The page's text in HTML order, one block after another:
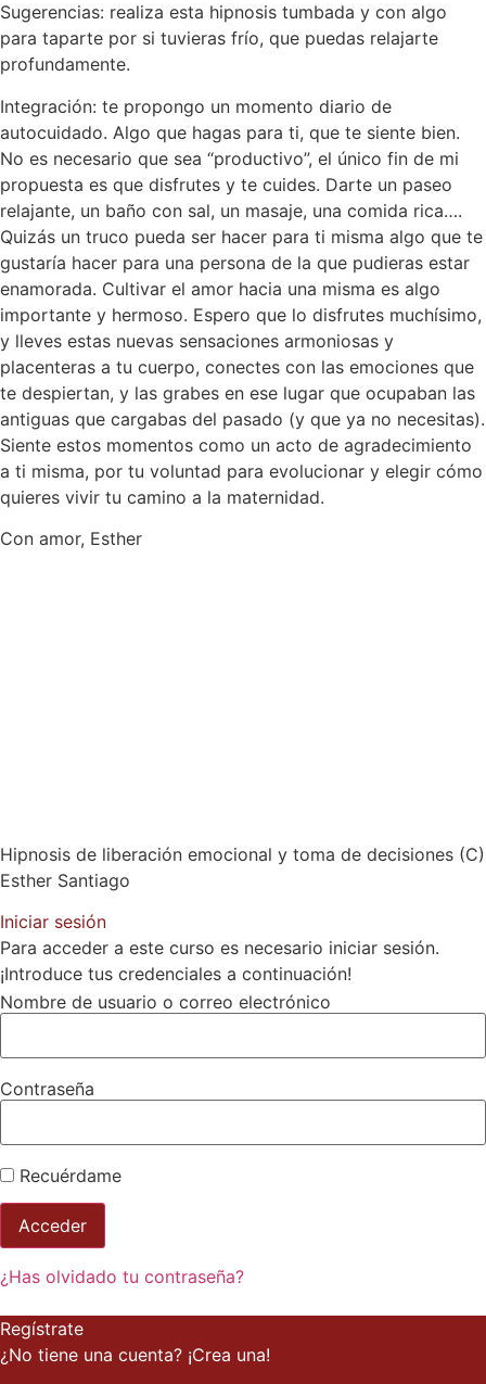
Sugerencias: realiza esta hipnosis tumbada y con algo
para taparte por si tuvieras frío, que puedas relajarte
profundamente.
Integración: te propongo un momento diario de
autocuidado. Algo que hagas para ti, que te siente bien.
No es necesario que sea “productivo”, el único fin de mi
propuesta es que disfrutes y te cuides. Darte un paseo
relajante, un baño con sal, un masaje, una comida rica….
Quizás un truco pueda ser hacer para ti misma algo que te
gustaría hacer para una persona de la que pudieras estar
enamorada. Cultivar el amor hacia una misma es algo
importante y hermoso. Espero que lo disfrutes muchísimo,
y lleves estas nuevas sensaciones armoniosas y
placenteras a tu cuerpo, conectes con las emociones que
te despiertan, y las grabes en ese lugar que ocupaban las
antiguas que cargabas del pasado (y que ya no necesitas).
Siente estos momentos como un acto de agradecimiento
a ti misma, por tu voluntad para evolucionar y elegir cómo
quieres vivir tu camino a la maternidad.
Con amor, Esther
Hipnosis de liberación emocional y toma de decisiones (C)
Esther Santiago
Iniciar sesión
Para acceder a este curso es necesario iniciar sesión.
¡Introduce tus credenciales a continuación!
Nombre de usuario o correo electrónico
Contraseña
Recuérdame
¿Has olvidado tu contraseña?
Regístrate
¿No tiene una cuenta? ¡Crea una!